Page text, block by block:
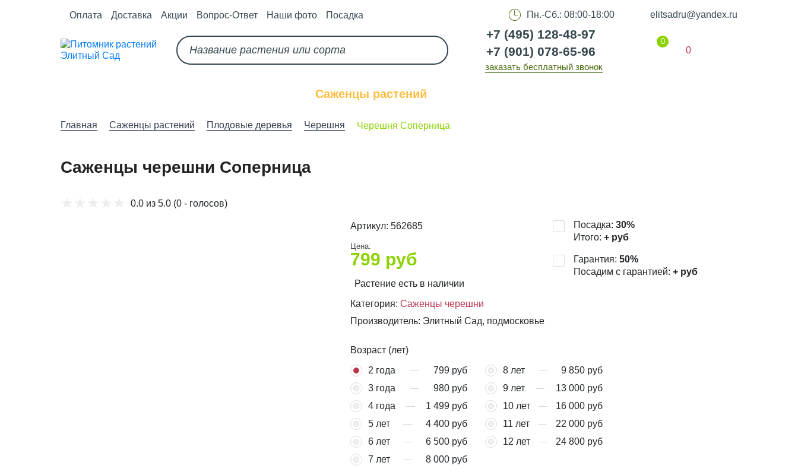
Оплата Доставка Акции Вопрос-Ответ Наши фото Посадка Пн.-Сб.: 08:00-18:00 elitsadru@yandex.ru
+7 (495) 128-48-97
+7 (901) 078-65-96
заказать бесплатный звонок
0
0
Саженцы растений
Главная Саженцы растений Плодовые деревья Черешня Черешня Соперница
Саженцы черешни Соперница
0.0 из 5.0(0 - голосов)
Артикул: 562685
Цена:
799 руб
Растение есть в наличии
Категория: Саженцы черешни
Посадка: 30%
Итого: +руб
Гарантия: 50%
Посадим с гарантией: +руб
Производитель: Элитный Сад, подмосковье
Возраст (лет)
2 года
799 руб
3 года
980 руб
4 года
1 499 руб
5 лет
4 400 руб
6 лет
6 500 руб
7 лет
8 000 руб
8 лет
9 850 руб
9 лет
13 000 руб
10 лет
16 000 руб
11 лет
22 000 руб
12 лет
24 800 руб